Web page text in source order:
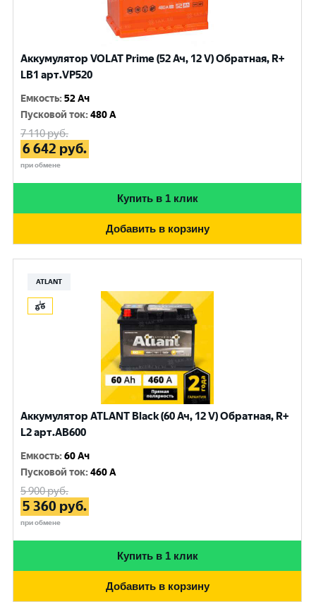
Аккумулятор VOLAT Prime (52 Ач, 12 V) Обратная, R+
LB1 арт.VP520
Емкость:52 Ач
Пусковой ток:480 A
7 110руб.
6 642 руб.
при обмене
Купить в 1 клик
Добавить в корзину
ATLANT
Аккумулятор ATLANT Black (60 Ач, 12 V) Обратная, R+
L2 арт.AB600
Емкость:60 Ач
Пусковой ток:460 A
5 900руб.
5 360 руб.
при обмене
Купить в 1 клик
Добавить в корзину